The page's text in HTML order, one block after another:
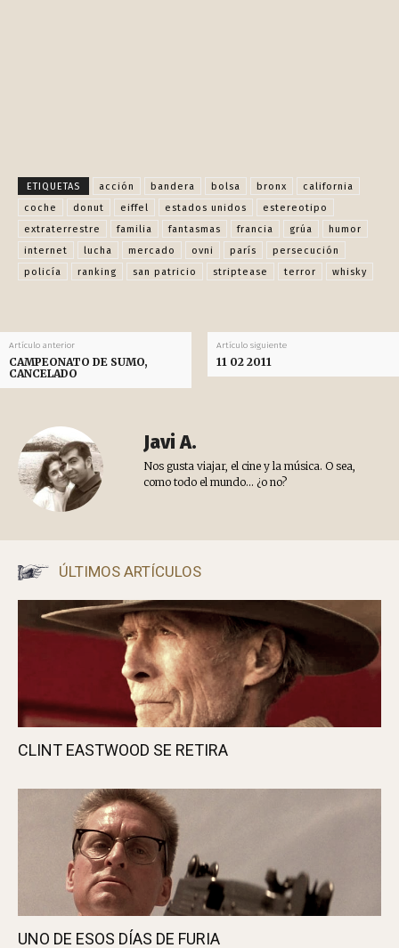
ETIQUETAS acción bandera bolsa bronx
california
coche
donut eiffel estados unidos
estereotipo
extraterrestre
familia fantasmas francia grúa
humor
internet
lucha mercado ovni parís
persecución
policía
ranking san patricio striptease terror whisky
Artículo anterior
CAMPEONATO DE SUMO,
CANCELADO
Artículo siguiente
11 02 2011
Javi A.
Nos gusta viajar, el cine y la música. O sea,
como todo el mundo... ¿o no?
ÚLTIMOS ARTÍCULOS
CLINT EASTWOOD SE RETIRA
UNO DE ESOS DÍAS DE FURIA